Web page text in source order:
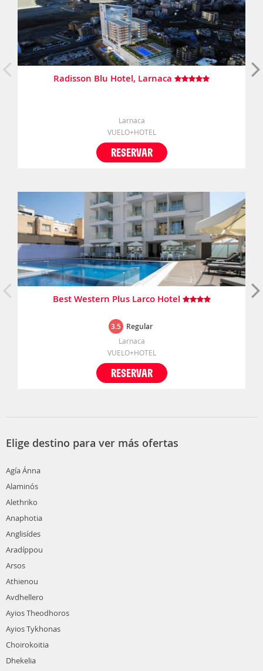
Radisson Blu Hotel, Larnaca
Larnaca
VUELO+HOTEL
RESERVAR
Best Western Plus Larco Hotel
3.5 Regular
Larnaca
VUELO+HOTEL
RESERVAR
Elige destino para ver más ofertas
Agía Ánna
Alaminós
Alethriko
Anaphotia
Anglisídes
Aradíppou
Arsos
Athienou
Avdhellero
Ayios Theodhoros
Ayios Tykhonas
Choirokoitia
Dhekelia